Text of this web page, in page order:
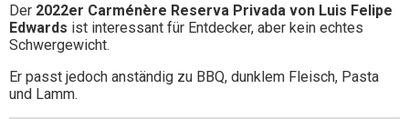
Der 2022er Carménère Reserva Privada von Luis Felipe
Edwards ist interessant für Entdecker, aber kein echtes
Schwergewicht.
Er passt jedoch anständig zu BBQ, dunklem Fleisch, Pasta
und Lamm.